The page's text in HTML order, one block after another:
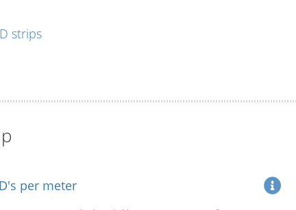
strips
per meter